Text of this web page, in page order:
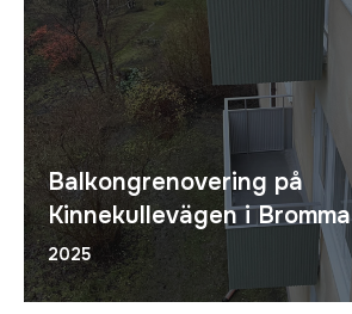
Balkongrenovering på
Kinnekullevägen i Bromma
2025